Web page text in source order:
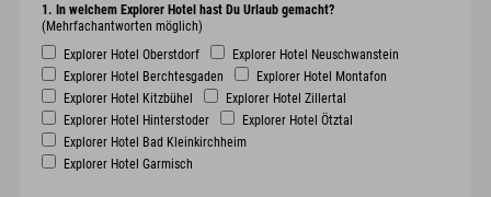
1. In welchem Explorer Hotel hast Du Urlaub gemacht?
(Mehrfachantworten möglich)
Explorer Hotel Oberstdorf
Explorer Hotel Neuschwanstein
Explorer Hotel Berchtesgaden
Explorer Hotel Montafon
Explorer Hotel Kitzbühel
Explorer Hotel Zillertal
Explorer Hotel Hinterstoder
Explorer Hotel Ötztal
Explorer Hotel Bad Kleinkirchheim
Explorer Hotel Garmisch